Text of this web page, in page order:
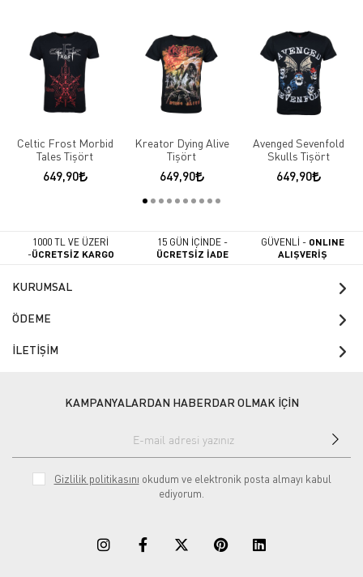
Celtic Frost Morbid
Tales Tişört
649,90
Kreator Dying Alive
Tişört
649,90
Avenged Sevenfold
Skulls Tişört
649,90
1000 TL VE ÜZERİ
-ÜCRETSİZ KARGO
15 GÜN İÇİNDE -
ÜCRETSİZ İADE
GÜVENLİ - ONLINE
ALIŞVERİŞ
KURUMSAL
ÖDEME
İLETİŞİM
KAMPANYALARDAN HABERDAR OLMAK İÇİN
Gizlilik politikasını okudum ve elektronik posta almayı kabul
ediyorum.